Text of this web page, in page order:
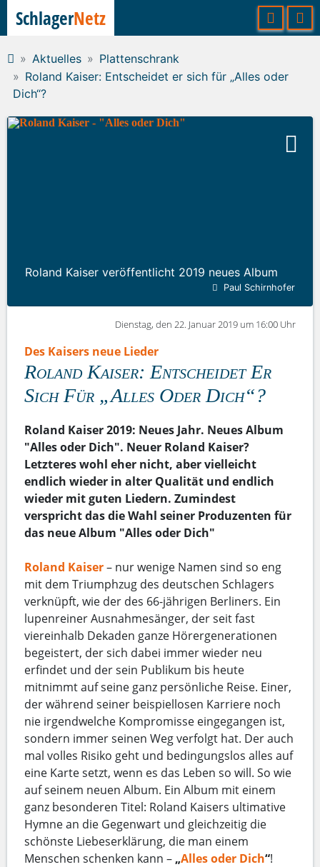
Aktuelles
Plattenschrank
Roland Kaiser: Entscheidet er sich für „Alles oder
Dich“?
Roland Kaiser veröffentlicht 2019 neues Album
Paul Schirnhofer
Dienstag, den 22. Januar 2019 um 16:00 Uhr
Des Kaisers neue Lieder
Roland Kaiser: Entscheidet Er
Sich Für „Alles Oder Dich“?
Roland Kaiser 2019: Neues Jahr. Neues Album
"Alles oder Dich". Neuer Roland Kaiser?
Letzteres wohl eher nicht, aber vielleicht
endlich wieder in alter Qualität und endlich
wieder mit guten Liedern. Zumindest
verspricht das die Wahl seiner Produzenten für
das neue Album "Alles oder Dich"
Roland Kaiser– nur wenige Namen sind so eng
mit dem Triumphzug des deutschen Schlagers
verknüpft, wie der des 66-jährigen Berliners. Ein
lupenreiner Ausnahmesänger, der seit fast
viereinhalb Dekaden ganze Hörergenerationen
begeistert, der sich dabei immer wieder neu
erfindet und der sein Publikum bis heute
mitnimmt auf seine ganz persönliche Reise. Einer,
der während seiner beispiellosen Karriere noch
nie irgendwelche Kompromisse eingegangen ist,
sondern immer seinen Weg verfolgt hat. Der auch
mal volles Risiko geht und bedingungslos alles auf
eine Karte setzt, wenn es das Leben so will. So wie
auf seinem neuen Album. Ein Album mit einem
ganz besonderen Titel: Roland Kaisers ultimative
Hymne an die Gegenwart und gleichzeitig die
schönste Liebeserklärung, die man einem
Menschen schenken kann – „Alles oder Dich“!
SchlagerNetz